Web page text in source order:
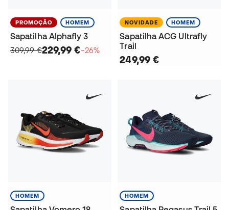
PROMOÇÃO HOMEM
Sapatilha Alphafly 3
309,99 €229,99 €−26%
NOVIDADE HOMEM
Sapatilha ACG Ultrafly
Trail
249,99 €
HOMEM HOMEM